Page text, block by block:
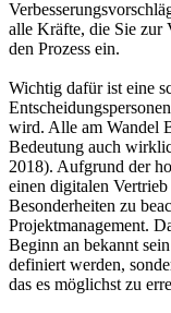
alle Kräfte, die Sie zur
den Prozess ein.
Wichtig dafür ist eine
wird. Alle am Wandel
Bedeutung auch
2018). Aufgrund der
einen digitalen
Besonderheiten zu
Projektmanagement.
Beginn an bekannt
definiert werden,
das es möglichst zu